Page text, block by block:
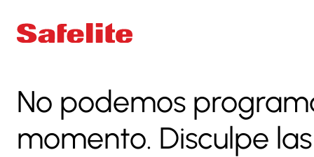
No podemos
momento. Disculpe